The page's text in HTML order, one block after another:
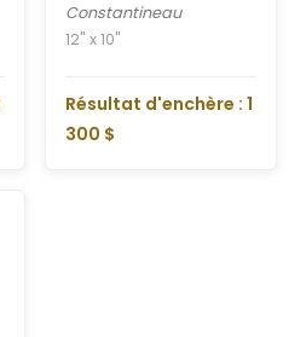
Constantineau
12" x 10"
Résultat d'enchère : 1
300 $